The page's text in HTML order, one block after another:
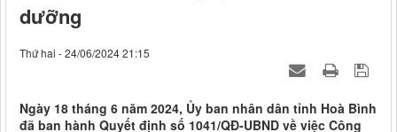
dưỡng
Thứ hai - 24/06/2024 21:15
Ngày 18 tháng 6 năm 2024, Ủy ban nhân dân tỉnh Hoà Bình
đã ban hành Quyết định số 1041/QĐ-UBND về việc Công